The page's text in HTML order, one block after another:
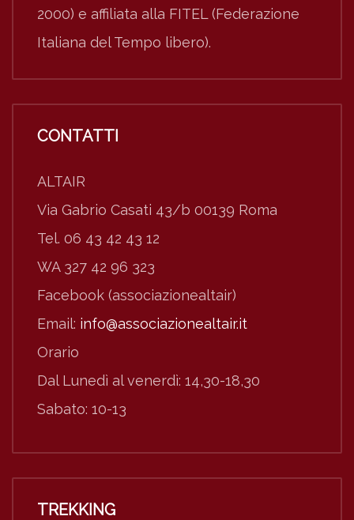
2000) e affiliata alla FITEL (Federazione
Italiana del Tempo libero).
CONTATTI
ALTAIR
Via Gabrio Casati 43/b 00139 Roma
Tel. 06 43 42 43 12
WA 327 42 96 323
Facebook (associazionealtair)
Email: info@associazionealtair.it
Orario
Dal Lunedì al venerdì: 14,30-18,30
Sabato: 10-13
TREKKING